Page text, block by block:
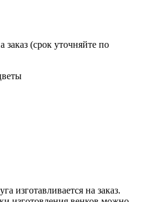
заказ (срок уточняйте по
изготавливается на заказ.